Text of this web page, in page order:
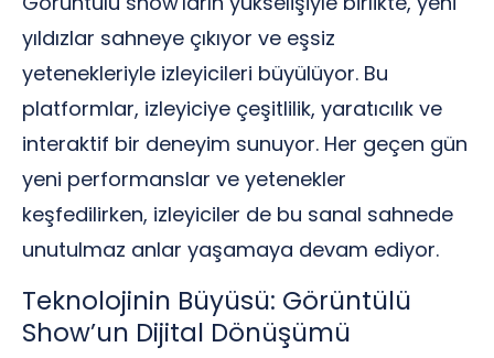
yıldızlar sahneye çıkıyor ve eşsiz
yetenekleriyle izleyicileri büyülüyor. Bu
platformlar, izleyiciye çeşitlilik, yaratıcılık ve
interaktif bir deneyim sunuyor. Her geçen gün
yeni performanslar ve yetenekler
keşfedilirken, izleyiciler de bu sanal sahnede
unutulmaz anlar yaşamaya devam ediyor.
Teknolojinin Büyüsü: Görüntülü
Show’un Dijital Dönüşümü